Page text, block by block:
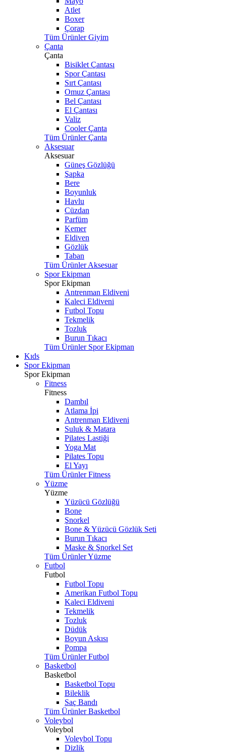
Atlet
Boxer
Çorap
Tüm Ürünler Giyim
Çanta
Çanta
Bisiklet Çantası
Spor Çantası
Sırt Çantası
Omuz Çantası
Bel Çantası
El Çantası
Valiz
Cooler Çanta
Tüm Ürünler Çanta
Aksesuar
Aksesuar
Güneş Gözlüğü
Şapka
Bere
Boyunluk
Havlu
Cüzdan
Parfüm
Kemer
Eldiven
Gözlük
Taban
Tüm Ürünler Aksesuar
Spor Ekipman
Spor Ekipman
Antrenman Eldiveni
Kaleci Eldiveni
Futbol Topu
Tekmelik
Tozluk
Burun Tıkacı
Tüm Ürünler Spor Ekipman
Kıds
Spor Ekipman
Spor Ekipman
Fitness
Fitness
Dambıl
Atlama İpi
Antrenman Eldiveni
Suluk & Matara
Pilates Lastiği
Yoga Mat
Pilates Topu
El Yayı
Tüm Ürünler Fitness
Yüzme
Yüzme
Yüzücü Gözlüğü
Bone
Şnorkel
Bone & Yüzücü Gözlük Seti
Burun Tıkacı
Maske & Şnorkel Set
Tüm Ürünler Yüzme
Futbol
Futbol
Futbol Topu
Amerikan Futbol Topu
Kaleci Eldiveni
Tekmelik
Tozluk
Düdük
Boyun Askısı
Pompa
Tüm Ürünler Futbol
Basketbol
Basketbol
Basketbol Topu
Bileklik
Saç Bandı
Tüm Ürünler Basketbol
Voleybol
Voleybol
Voleybol Topu
Dizlik